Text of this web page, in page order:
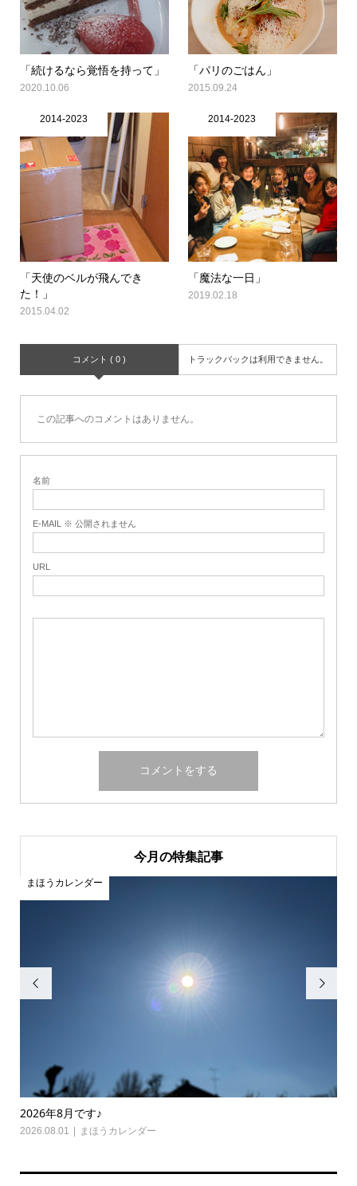
「続けるなら覚悟を持って」
2020.10.06
「パリのごはん」
2015.09.24
2014-2023
「天使のベルが飛んでき
た！」
2015.04.02
2014-2023
「魔法な一日」
2019.02.18
コメント ( 0 ) トラックバックは利用できません。
この記事へのコメントはありません。
名前
E-MAIL ※ 公開されません
URL
今月の特集記事

2026年8月です♪
2026.08.01 まほうカレンダー
まほうカレンダー
